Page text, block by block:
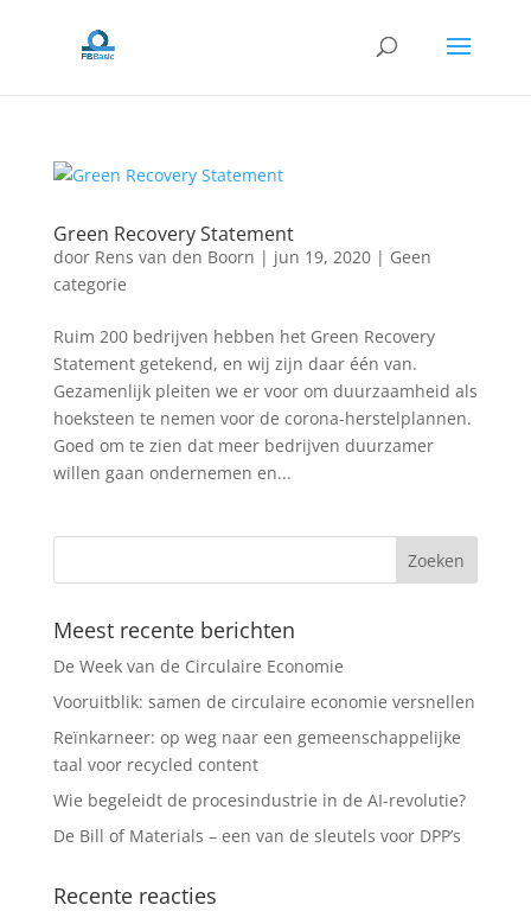
Green Recovery Statement
door Rens van den Boorn | jun 19, 2020| Geen
categorie
Ruim 200 bedrijven hebben het Green Recovery
Statement getekend, en wij zijn daar één van.
Gezamenlijk pleiten we er voor om duurzaamheid als
hoeksteen te nemen voor de corona-herstelplannen.
Goed om te zien dat meer bedrijven duurzamer
willen gaan ondernemen en...
Meest recente berichten
De Week van de Circulaire Economie
Vooruitblik: samen de circulaire economie versnellen
Reïnkarneer: op weg naar een gemeenschappelijke
taal voor recycled content
Wie begeleidt de procesindustrie in de AI-revolutie?
De Bill of Materials – een van de sleutels voor DPP’s
Recente reacties